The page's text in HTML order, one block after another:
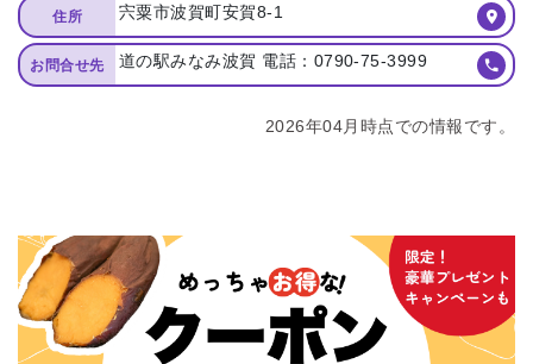
住所 宍粟市波賀町安賀8-1
お問合せ先 道の駅みなみ波賀 電話：0790-75-3999
2026年04月時点での情報です。